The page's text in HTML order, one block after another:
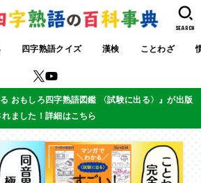
四字熟語クイズ 漢検 ことわざ
SEARCH
おもしろ四字熟語図鑑 〈試験に出る〉』が出版
れました！詳細はこちら